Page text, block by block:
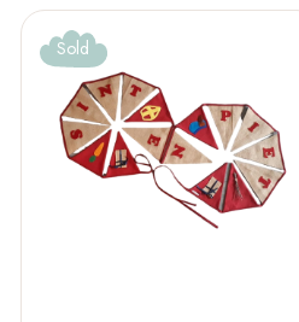
Sold